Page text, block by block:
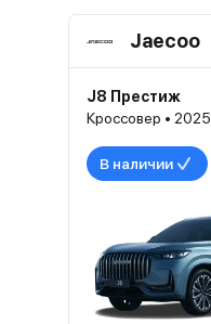
Jaecoo
J8 Престиж
Кроссовер • 2025
В наличии